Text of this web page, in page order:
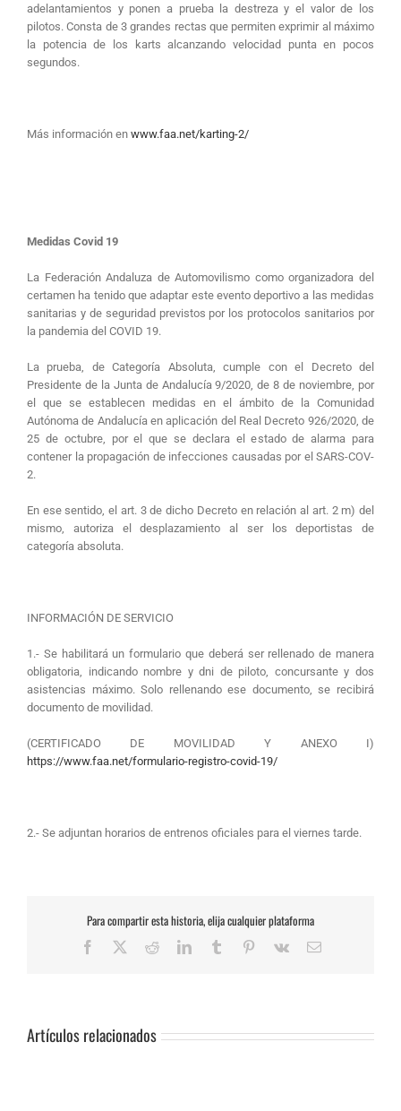
adelantamientos y ponen a prueba la destreza y el valor de los
pilotos. Consta de 3 grandes rectas que permiten exprimir al máximo
la potencia de los karts alcanzando velocidad punta en pocos
segundos.
Más información en www.faa.net/karting-2/
Medidas Covid 19
La Federación Andaluza de Automovilismo como organizadora del
certamen ha tenido que adaptar este evento deportivo a las medidas
sanitarias y de seguridad previstos por los protocolos sanitarios por
la pandemia del COVID 19.
La prueba, de Categoría Absoluta, cumple con el Decreto del
Presidente de la Junta de Andalucía 9/2020, de 8 de noviembre, por
el que se establecen medidas en el ámbito de la Comunidad
Autónoma de Andalucía en aplicación del Real Decreto 926/2020, de
25 de octubre, por el que se declara el estado de alarma para
contener la propagación de infecciones causadas por el SARS-COV-
2.
En ese sentido, el art. 3 de dicho Decreto en relación al art. 2 m) del
mismo, autoriza el desplazamiento al ser los deportistas de
categoría absoluta.
INFORMACIÓN DE SERVICIO
1.- Se habilitará un formulario que deberá ser rellenado de manera
obligatoria, indicando nombre y dni de piloto, concursante y dos
asistencias máximo. Solo rellenando ese documento, se recibirá
documento de movilidad.
(CERTIFICADO DE MOVILIDAD Y ANEXO I)
https://www.faa.net/formulario-registro-covid-19/
2.- Se adjuntan horarios de entrenos oficiales para el viernes tarde.
Para compartir esta historia, elija cualquier plataforma
Facebook RedditLinkedInTumblr Pinterest
Vk
Correo
Artículos relacionados